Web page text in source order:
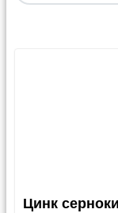
Цинк